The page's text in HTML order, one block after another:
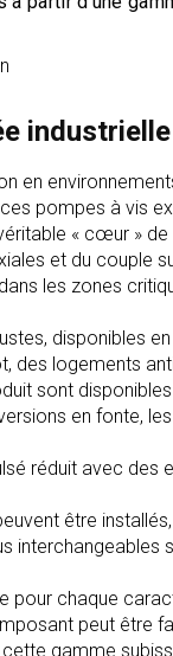
industrielle
en
pompes à vis
« cœur »
et du couple
les zones
disponibles
des logements
sont
en fonte,
réduit avec
être
chaque
peut être
cette gamme